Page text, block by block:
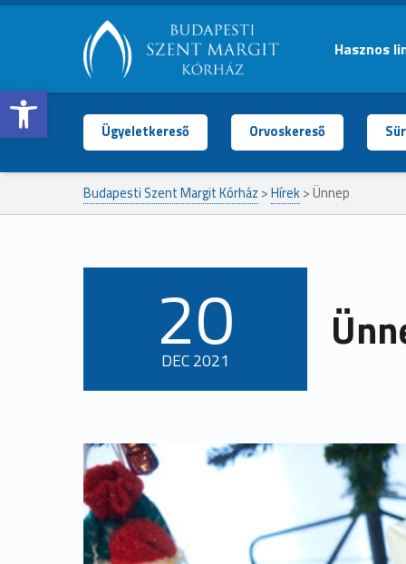
Open toolbar BUDAPESTI
SZENT
MARGIT
KÓRHÁZ
Hasznos
Ügyeletkereső Orvoskereső
Budapesti Szent Margit Kórház >Hírek> Ünnep
POSTED ON:
20
DEC2021